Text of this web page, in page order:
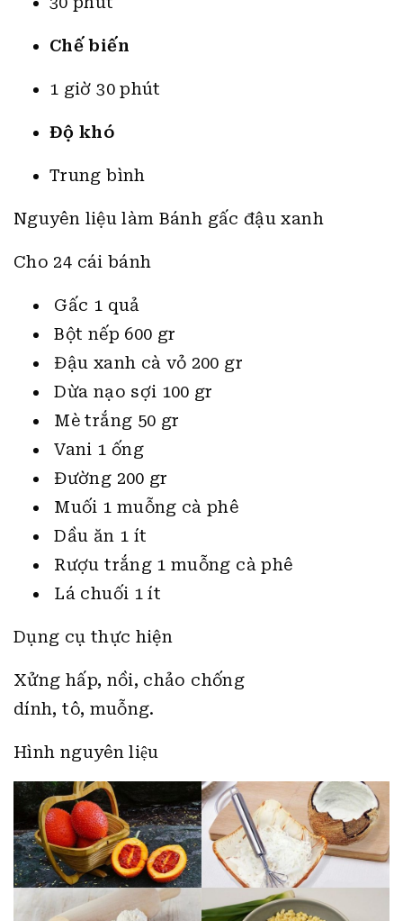
Chế biến
1 giờ 30 phút
Độ khó
Trung bình
Nguyên liệu làm Bánh gấc đậu xanh
Cho 24 cái bánh
Gấc 1 quả
Bột nếp 600 gr
Đậu xanh cà vỏ 200 gr
Dừa nạo sợi 100 gr
Mè trắng 50 gr
Vani 1 ống
Đường 200 gr
Muối 1 muỗng cà phê
Dầu ăn 1 ít
Rượu trắng 1 muỗng cà phê
Lá chuối 1 ít
Dụng cụ thực hiện
Xửng hấp, nồi, chảo chống
dính, tô, muỗng.
Hình nguyên liệu